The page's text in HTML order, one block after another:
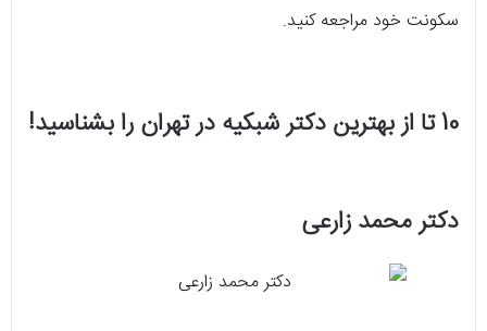
سکونت خود مراجعه کنید.
10 تا از بهترین دکتر شبکیه در تهران را بشناسید!
دکتر محمد زارعی